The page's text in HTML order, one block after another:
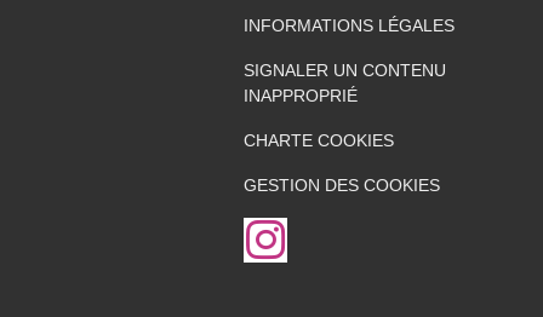
INFORMATIONS LÉGALES
SIGNALER UN CONTENU
INAPPROPRIÉ
CHARTE COOKIES
GESTION DES COOKIES